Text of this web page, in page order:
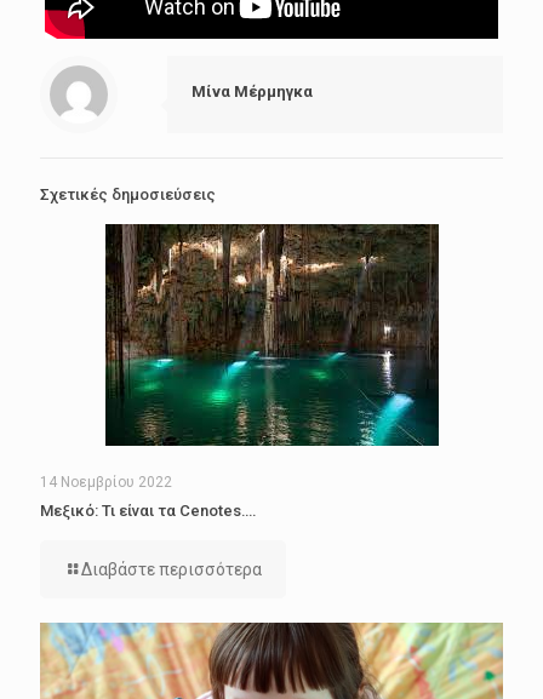
Μίνα Μέρμηγκα
Σχετικές δημοσιεύσεις
14 Νοεμβρίου 2022
Μεξικό: Τι είναι τα Cenotes….
Διαβάστε περισσότερα